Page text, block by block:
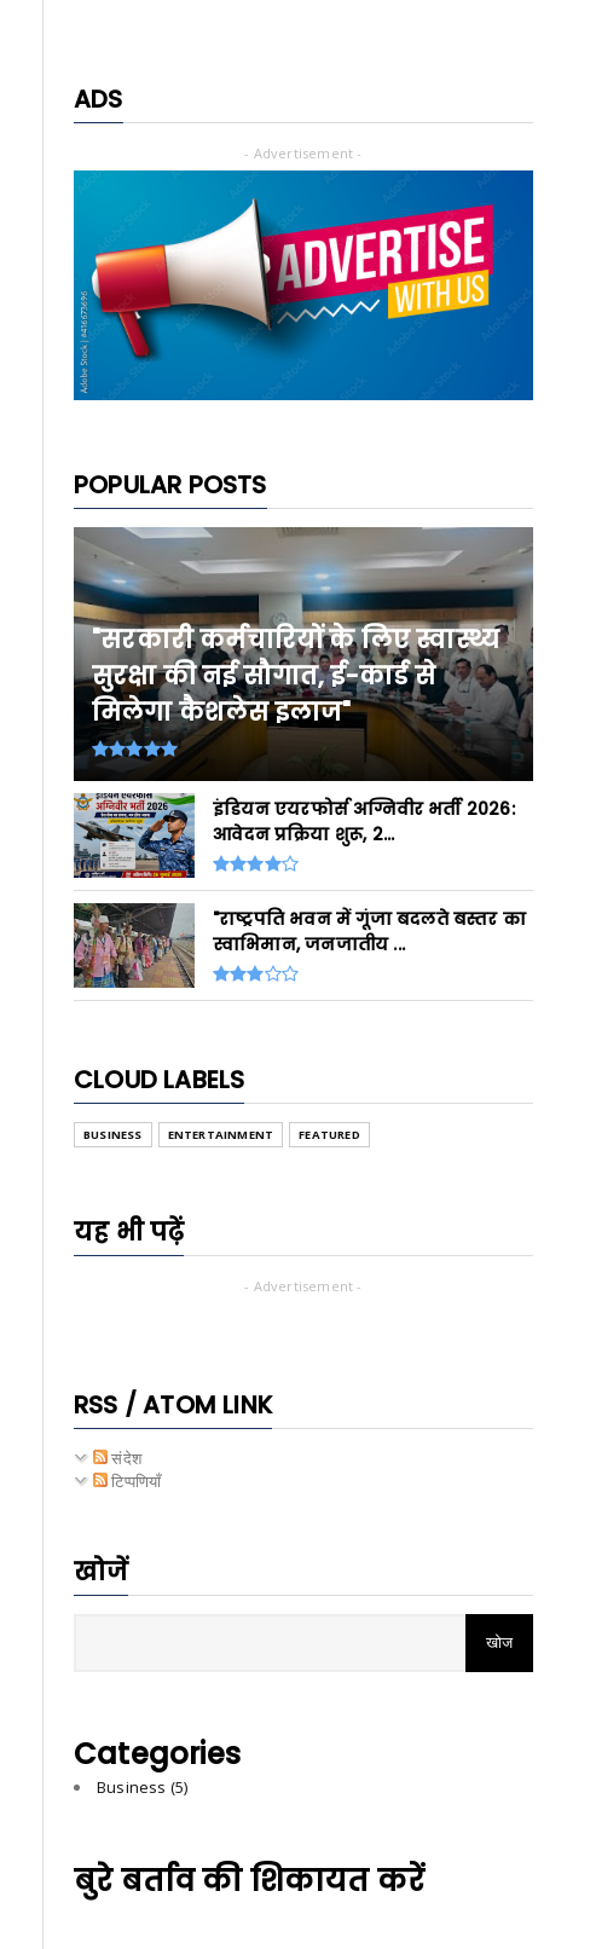
ADS
- Advertisement -
POPULAR POSTS
"सरकारी कर्मचारियों के लिए स्वास्थ्य
सुरक्षा की नई सौगात, ई-कार्ड से
मिलेगा कैशलेस इलाज"
इंडियन एयरफोर्स अग्निवीर भर्ती 2026:
आवेदन प्रक्रिया शुरू, 2...
"राष्ट्रपति भवन में गूंजा बदलते बस्तर का
स्वाभिमान, जनजातीय ...
CLOUD LABELS
BUSINESS ENTERTAINMENT FEATURED
यह भी पढ़ें
- Advertisement -
RSS / ATOM LINK
संदेश
टिप्पणियाँ
खोजें
Categories
Business (5)
बुरे बर्ताव की शिकायत करें